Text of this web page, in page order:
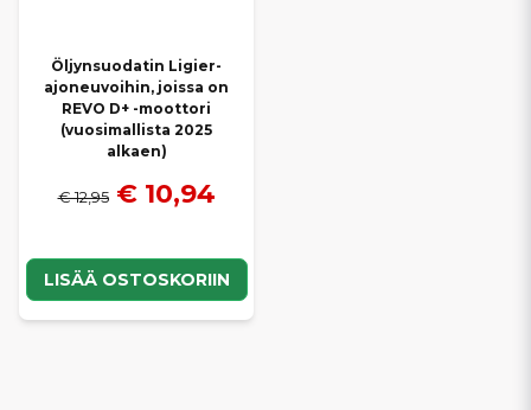
Öljynsuodatin Ligier-
ajoneuvoihin, joissa on
REVO D+ -moottori
(vuosimallista 2025
alkaen)
€ 12,95 € 10,94
LISÄÄ OSTOSKORIIN